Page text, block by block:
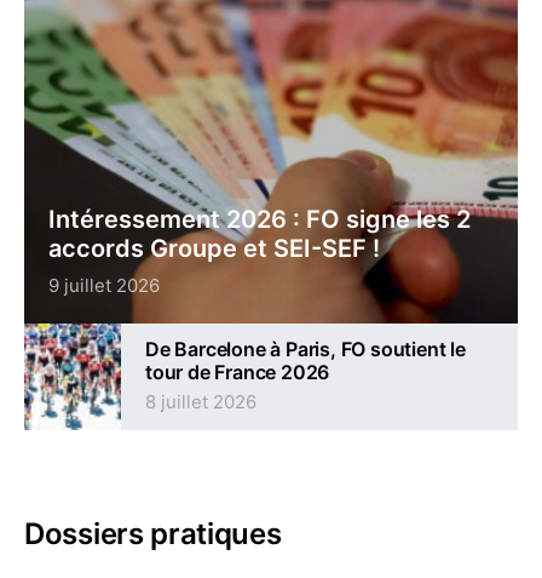
Intéressement 2026 : FO signe les 2
accords Groupe et SEI-SEF !
9 juillet 2026
De Barcelone à Paris, FO soutient le
tour de France 2026
8 juillet 2026
Dossiers pratiques